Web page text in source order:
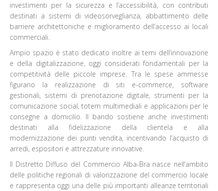
investimenti per la sicurezza e l’accessibilità, con contributi
destinati a sistemi di videosorveglianza, abbattimento delle
barriere architettoniche e miglioramento dell’accesso ai locali
commerciali.
Ampio spazio è stato dedicato inoltre ai temi dell’innovazione
e della digitalizzazione, oggi considerati fondamentali per la
competitività delle piccole imprese. Tra le spese ammesse
figurano la realizzazione di siti e-commerce, software
gestionali, sistemi di prenotazione digitale, strumenti per la
comunicazione social, totem multimediali e applicazioni per le
consegne a domicilio. Il bando sostiene anche investimenti
destinati alla fidelizzazione della clientela e alla
modernizzazione dei punti vendita, incentivando l’acquisto di
arredi, espositori e attrezzature innovative.
Il Distretto Diffuso del Commercio Alba-Bra nasce nell’ambito
delle politiche regionali di valorizzazione del commercio locale
e rappresenta oggi una delle più importanti alleanze territoriali